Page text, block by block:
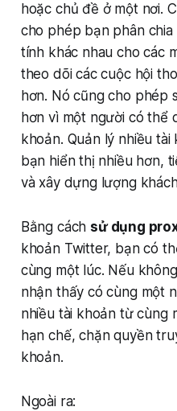
hoặc chủ đề ở một nơi.
cho phép bạn phân
tính khác nhau cho các
theo dõi các cuộc hội
hơn. Nó cũng cho phép
hơn vì một người có thể
khoản. Quản lý nhiều
bạn hiển thị nhiều hơn,
và xây dựng lượng
Bằng cách sử dụng
khoản Twitter, bạn có
cùng một lúc. Nếu
nhận thấy có cùng một
nhiều tài khoản từ cùng
hạn chế, chặn quyền
khoản.
Ngoài ra: